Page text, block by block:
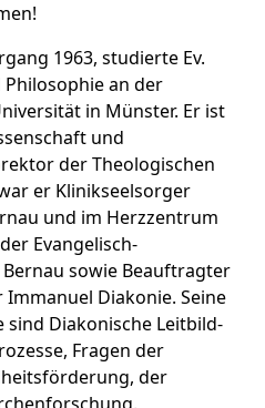
1963, studierte Ev.
an der
in Münster. Er ist
und
der Theologischen
er Klinikseelsorger
und im Herzzentrum
Evangelisch-
sowie Beauftragter
Diakonie. Seine
Diakonische Leitbild-
Fragen der
der